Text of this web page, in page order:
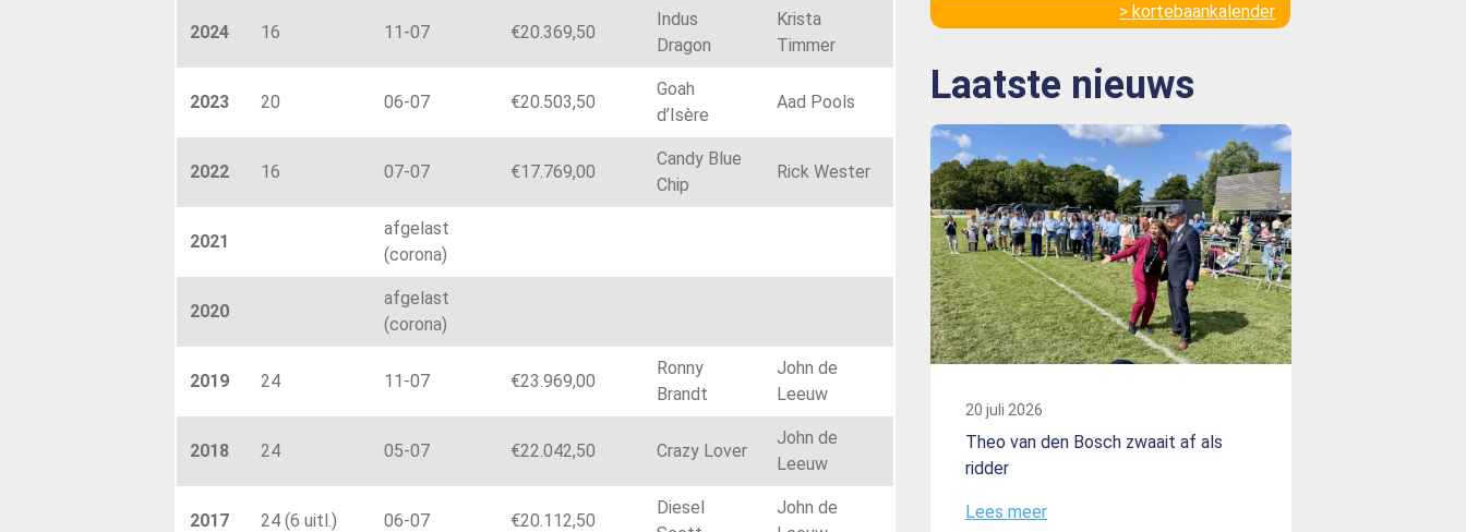
2024 16 11-07 €20.369,50
Indus
Dragon
Krista
Timmer
2023 20 06-07 €20.503,50
Goah
d’Isère
Aad Pools
2022 16 07-07 €17.769,00
Candy Blue
Chip
Rick Wester
2021
afgelast
(corona)
2020
afgelast
(corona)
2019 24 11-07 €23.969,00
Ronny
Brandt
John de
Leeuw
2018 24 05-07 €22.042,50 Crazy Lover
John de
Leeuw
2017 24 (6 uitl.) 06-07 €20.112,50
Diesel
John de
> kortebaankalender
Laatste nieuws
20 juli 2026
Theo van den Bosch zwaait af als
ridder
Lees meer